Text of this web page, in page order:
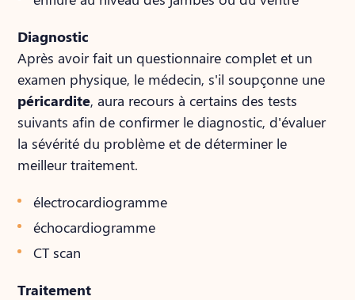
Diagnostic
Après avoir fait un questionnaire complet et un
examen physique, le médecin, s'il soupçonne une
péricardite, aura recours à certains des tests
suivants afin de confirmer le diagnostic, d'évaluer
la sévérité du problème et de déterminer le
meilleur traitement.
électrocardiogramme
échocardiogramme
CT scan
Traitement